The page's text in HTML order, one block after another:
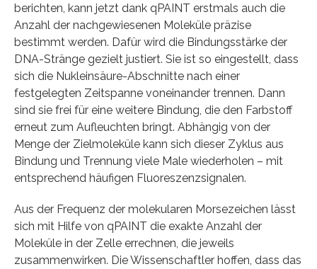
berichten, kann jetzt dank qPAINT erstmals auch die
Anzahl der nachgewiesenen Moleküle präzise
bestimmt werden. Dafür wird die Bindungsstärke der
DNA-Stränge gezielt justiert. Sie ist so eingestellt, dass
sich die Nukleinsäure-Abschnitte nach einer
festgelegten Zeitspanne voneinander trennen. Dann
sind sie frei für eine weitere Bindung, die den Farbstoff
erneut zum Aufleuchten bringt. Abhängig von der
Menge der Zielmoleküle kann sich dieser Zyklus aus
Bindung und Trennung viele Male wiederholen – mit
entsprechend häufigen Fluoreszenzsignalen.
Aus der Frequenz der molekularen Morsezeichen lässt
sich mit Hilfe von qPAINT die exakte Anzahl der
Moleküle in der Zelle errechnen, die jeweils
zusammenwirken. Die Wissenschaftler hoffen, dass das